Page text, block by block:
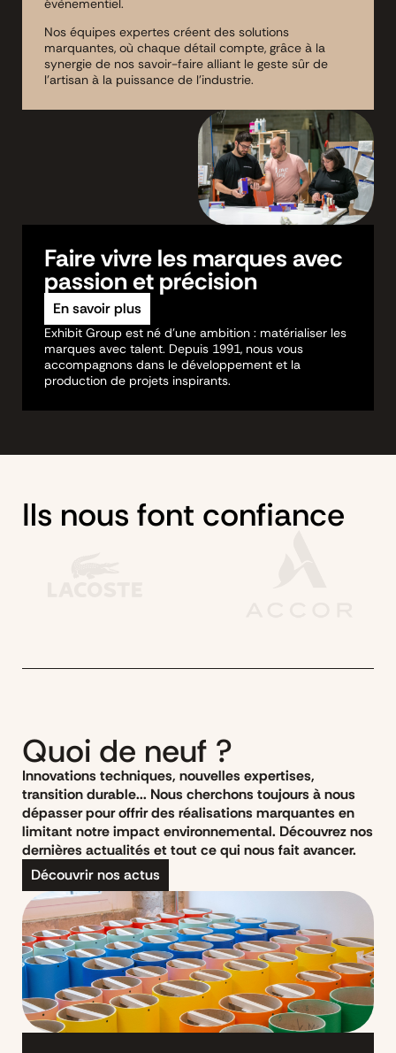
évènementiel.
Nos équipes expertes créent des solutions
marquantes, où chaque détail compte, grâce à la
synergie de nos savoir-faire alliant le geste sûr de
l’artisan à la puissance de l’industrie.
Faire vivre les marques avec
passion et précision
En savoir plus
Exhibit Group est né d’une ambition : matérialiser les
marques avec talent. Depuis 1991, nous vous
accompagnons dans le développement et la
production de projets inspirants.
Ils nous font confiance
Quoi de neuf ?
Innovations techniques, nouvelles expertises,
transition durable... Nous cherchons toujours à nous
dépasser pour offrir des réalisations marquantes en
limitant notre impact environnemental. Découvrez nos
dernières actualités et tout ce qui nous fait avancer.
Découvrir nos actus
#TRANSITION DURABLE